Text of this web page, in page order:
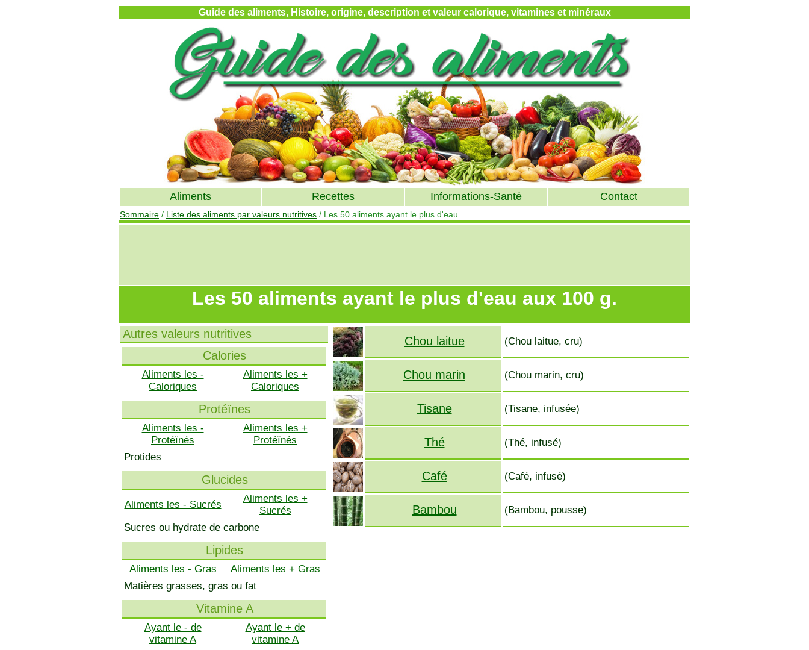
Guide des aliments, Histoire, origine, description et valeur calorique, vitamines et minéraux
Aliments Recettes Informations-Santé Contact
Sommaire / Liste des aliments par valeurs nutritives / Les 50 aliments ayant le plus d'eau
Les 50 aliments ayant le plus d'eau aux 100 g.
Autres valeurs nutritives
Calories
Aliments les -
Caloriques
Aliments les +
Caloriques
Protéïnes
Aliments les -
Protéïnés
Aliments les +
Protéïnés
Protides
Glucides
Aliments les - Sucrés
Aliments les +
Sucrés
Sucres ou hydrate de carbone
Lipides
Aliments les - Gras
Aliments les + Gras
Matières grasses, gras ou fat
Vitamine A
Ayant le - de
vitamine A
Ayant le + de
vitamine A
Chou laitue (Chou laitue, cru)
Chou marin (Chou marin, cru)
Tisane (Tisane, infusée)
Thé (Thé, infusé)
Café (Café, infusé)
Bambou (Bambou, pousse)